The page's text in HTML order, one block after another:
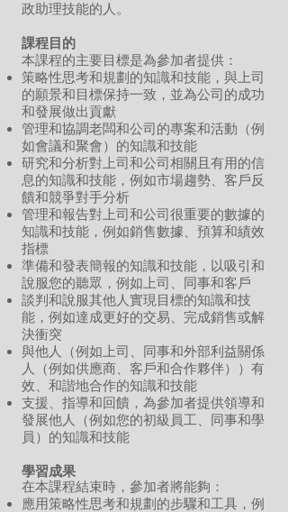
政助理技能的人。
課程目的
本課程的主要目標是為參加者提供：
策略性思考和規劃的知識和技能，與上司
的願景和目標保持一致，並為公司的成功
和發展做出貢獻
管理和協調老闆和公司的專案和活動（例
如會議和聚會）的知識和技能
研究和分析對上司和公司相關且有用的信
息的知識和技能，例如市場趨勢、客戶反
饋和競爭對手分析
管理和報告對上司和公司很重要的數據的
知識和技能，例如銷售數據、預算和績效
指標
準備和發表簡報的知識和技能，以吸引和
說服您的聽眾，例如上司、同事和客戶
談判和說服其他人實現目標的知識和技
能，例如達成更好的交易、完成銷售或解
決衝突
與他人（例如上司、同事和外部利益關係
人（例如供應商、客戶和合作夥伴））有
效、和諧地合作的知識和技能
支援、指導和回饋，為參加者提供領導和
發展他人（例如您的初級員工、同事和學
員）的知識和技能
學習成果
在本課程結束時，參加者將能夠：
應用策略性思考和規劃的步驟和工具，例